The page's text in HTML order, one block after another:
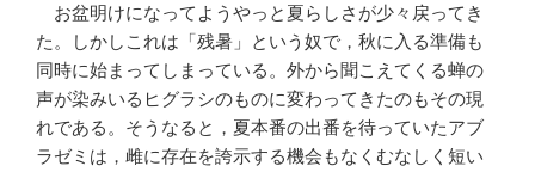
お盆明けになってようやっと夏らしさが少々戻ってき
た。しかしこれは「残暑」という奴で，秋に入る準備も
同時に始まってしまっている。外から聞こえてくる蝉の
声が染みいるヒグラシのものに変わってきたのもその現
れである。そうなると，夏本番の出番を待っていたアブ
ラゼミは，雌に存在を誇示する機会もなくむなしく短い